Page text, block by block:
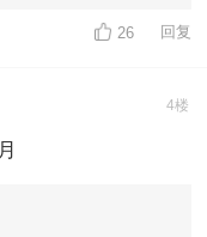
26 回复
4楼